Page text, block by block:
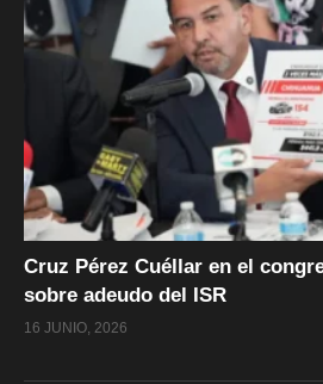
Cruz Pérez Cuéllar en el
sobre adeudo del ISR
16 JUNIO, 2026